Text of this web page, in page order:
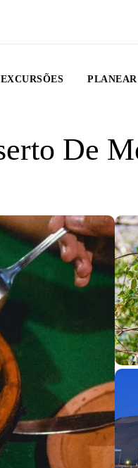
EXCURSÕES
De